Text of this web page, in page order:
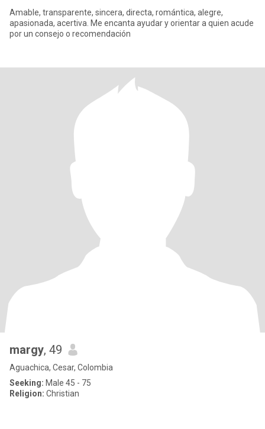
Amable, transparente, sincera, directa, romántica, alegre,
apasionada, acertiva. Me encanta ayudar y orientar a quien acude
por un consejo o recomendación
margy, 49
Aguachica, Cesar, Colombia
Seeking: Male 45 - 75
Religion: Christian